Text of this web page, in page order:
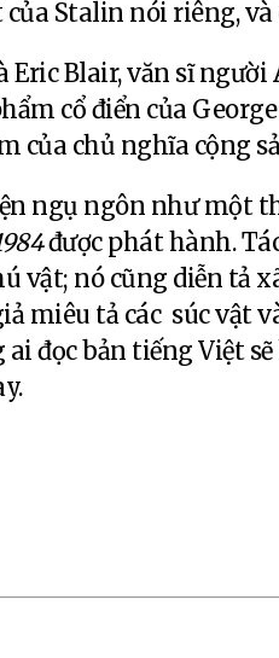
của Stalin nói riêng,
Eric Blair, văn sĩ
cổ điển của
của chủ nghĩa cộng
ngụ ngôn như một
được phát hành.
vật; nó cũng diễn tả
miêu tả các súc vật
ai đọc bản tiếng Việt